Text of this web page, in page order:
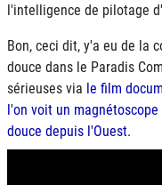
l'intelligence de pilotage
Bon, ceci dit, y'a eu de la
douce dans le Paradis
sérieuses via le film
l'on voit un
douce depuis l'Ouest.